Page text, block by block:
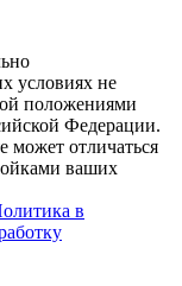
условиях не
положениями
Федерации.
может отличаться
ваших
в